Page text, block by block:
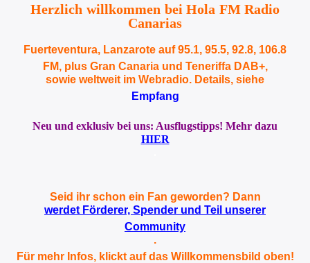
Herzlich willkommen bei Hola FM Radio
Canarias
Fuerteventura, Lanzarote auf 95.1, 95.5, 92.8, 106.8
FM, plus Gran Canaria und Teneriffa DAB+,
sowie weltweit im Webradio. Details, siehe
Empfang
Neu und exklusiv bei uns: Ausflugstipps! Mehr dazu
HIER
Seid ihr schon ein Fan geworden? Dann
werdet Förderer, Spender und Teil unserer
Community
.
Für mehr Infos, klickt auf das Willkommensbild oben!